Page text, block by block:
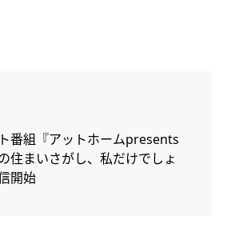
番組『アットホームpresents
住まいさがし、私だけでしょ
開始